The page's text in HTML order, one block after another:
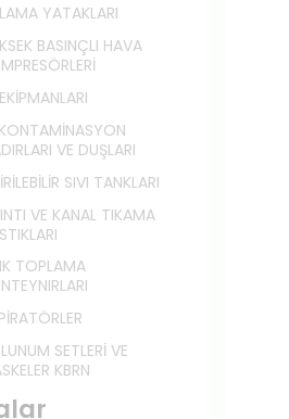
YATAKLARI
BASINÇLI HAVA
VE DUŞLARI
SIVI TANKLARI
VE KANAL TIKAMA
TOPLAMA
SETLERİ VE
KBRN